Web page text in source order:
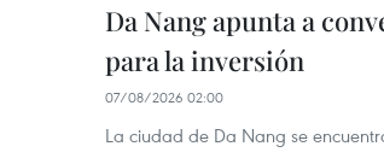
Da Nang apunta a
para la inversión
07/08/2026 02:00
La ciudad de Da Nang se